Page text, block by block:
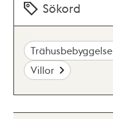
Sökord
Trähusbebyggelse
Villor